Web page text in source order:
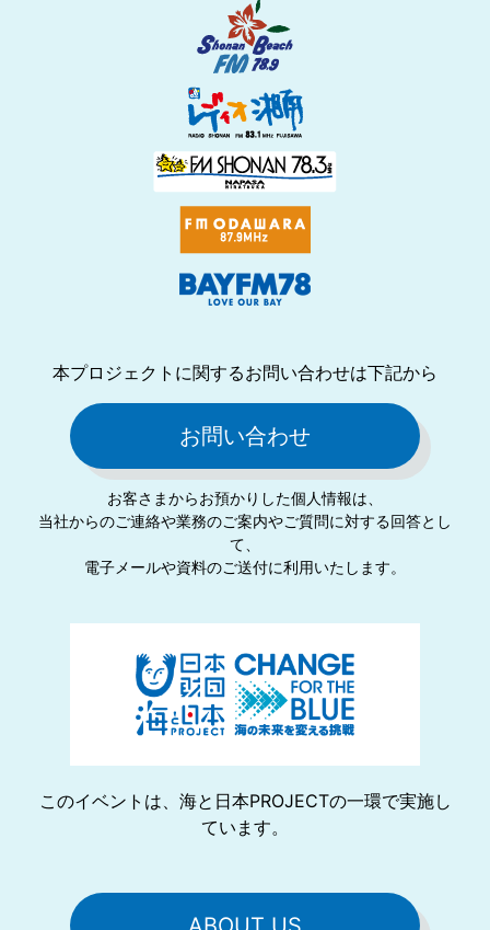
本プロジェクトに関するお問い合わせは下記から
お問い合わせ
お客さまからお預かりした個⼈情報は、
当社からのご連絡や業務のご案内やご質問に対する回答とし
て、
電⼦メールや資料のご送付に利⽤いたします。
このイベントは、海と日本PROJECTの一環で実施し
ています。